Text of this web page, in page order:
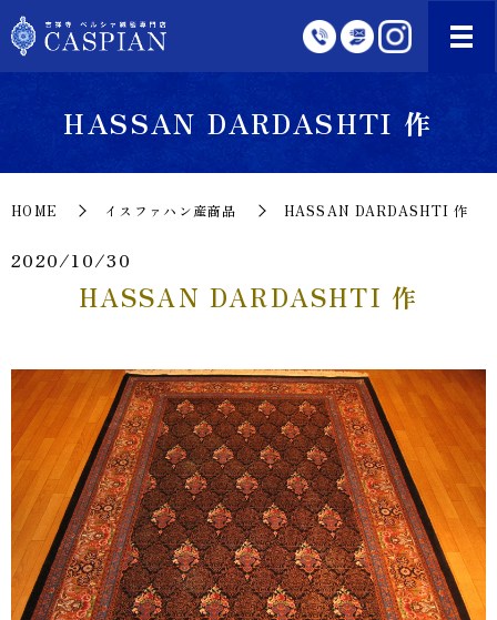
HASSAN DARDASHTI 作
HOME イスファハン産商品 HASSAN DARDASHTI 作
2020/10/30
HASSAN DARDASHTI 作